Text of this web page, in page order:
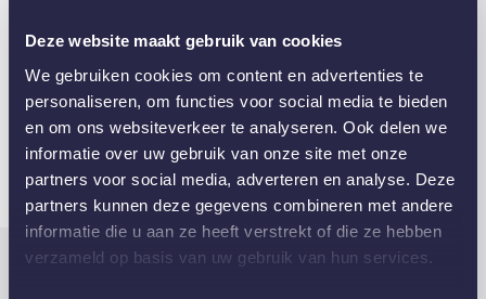
Deze website maakt gebruik van cookies
We gebruiken cookies om content en advertenties te
personaliseren, om functies voor social media te bieden
en om ons websiteverkeer te analyseren. Ook delen we
informatie over uw gebruik van onze site met onze
partners voor social media, adverteren en analyse. Deze
partners kunnen deze gegevens combineren met andere
informatie die u aan ze heeft verstrekt of die ze hebben
verzameld op basis van uw gebruik van hun services.
Fijne ervaring
Opmeten en dan het ophangen van onze
taatsdeur zeer vakkundig gedaan
Een echte aanrader Gewoon Gers
Was deze review nuttig? Nee
Bekijk afbeelding